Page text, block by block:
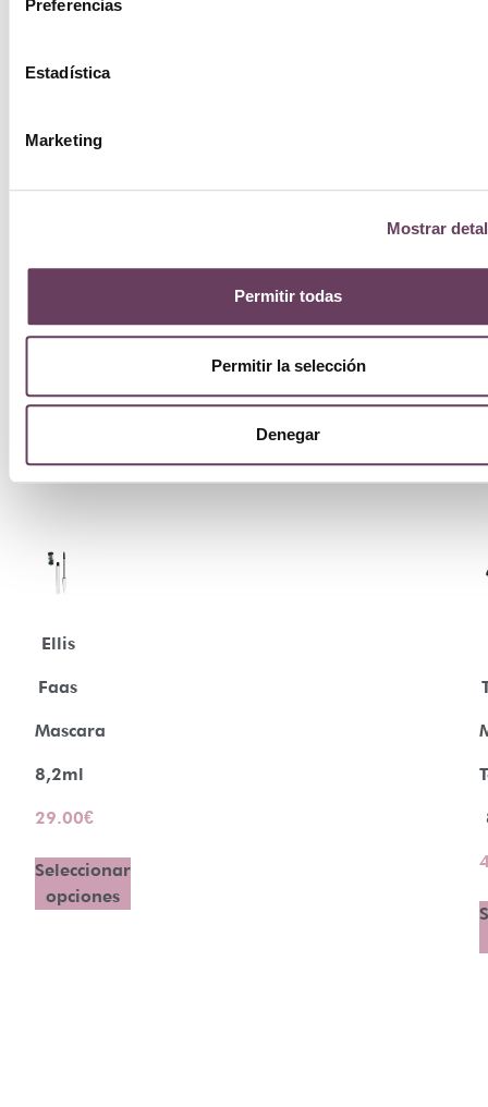
Preferencias
Estadística
Marketing
Mostrar
Permitir todas
Permitir la selección
Denegar
Ellis
Faas
Mascara
8,2ml
29.00€
Seleccionar
opciones